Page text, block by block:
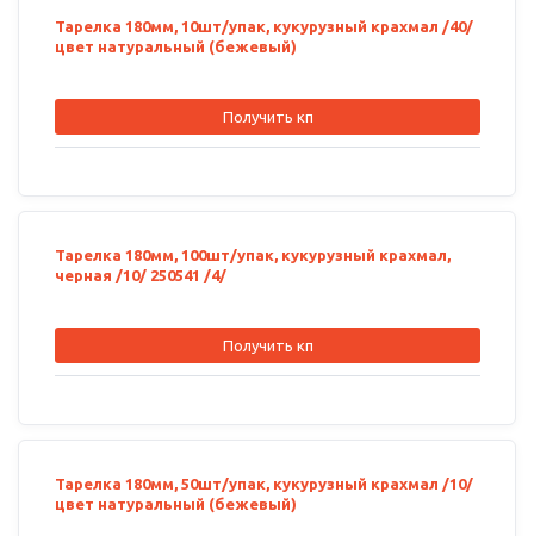
Тарелка 180мм, 10шт/упак, кукурузный крахмал /40/
цвет натуральный (бежевый)
Получить кп
Тарелка 180мм, 100шт/упак, кукурузный крахмал,
черная /10/ 250541 /4/
Получить кп
Тарелка 180мм, 50шт/упак, кукурузный крахмал /10/
цвет натуральный (бежевый)